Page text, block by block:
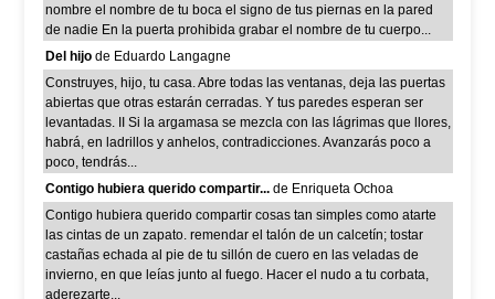
nombre el nombre de tu boca el signo de tus piernas en la pared
de nadie En la puerta prohibida grabar el nombre de tu cuerpo...
Del hijo de Eduardo Langagne
Construyes, hijo, tu casa. Abre todas las ventanas, deja las puertas
abiertas que otras estarán cerradas. Y tus paredes esperan ser
levantadas. II Si la argamasa se mezcla con las lágrimas que llores,
habrá, en ladrillos y anhelos, contradicciones. Avanzarás poco a
poco, tendrás...
Contigo hubiera querido compartir... de Enriqueta Ochoa
Contigo hubiera querido compartir cosas tan simples como atarte
las cintas de un zapato. remendar el talón de un calcetín; tostar
castañas echada al pie de tu sillón de cuero en las veladas de
invierno, en que leías junto al fuego. Hacer el nudo a tu corbata,
aderezarte...